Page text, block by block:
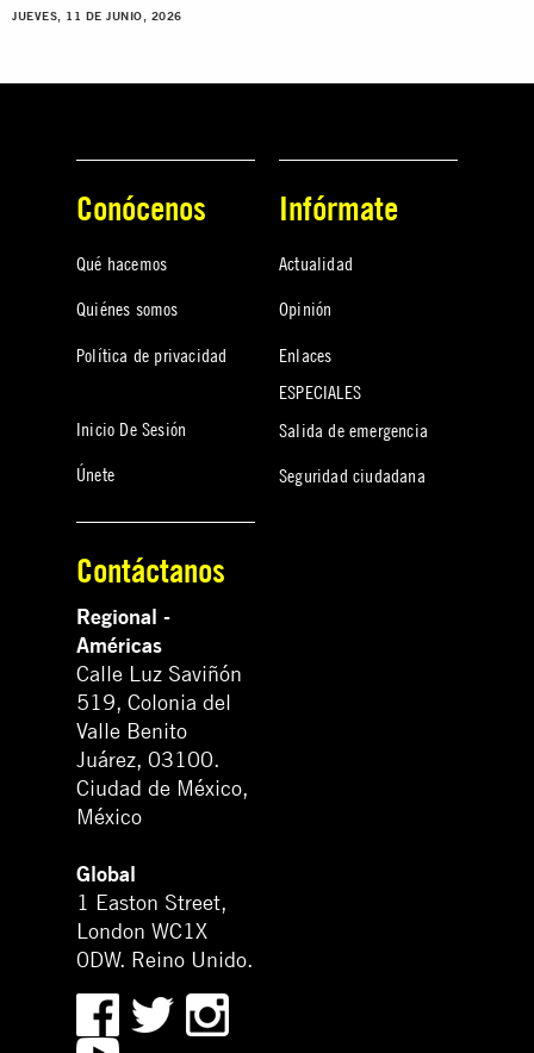
JUEVES, 11 DE JUNIO, 2026
Conócenos
Qué hacemos
Quiénes somos
Política de privacidad
Inicio De Sesión
Únete
Infórmate
Actualidad
Opinión
Enlaces
ESPECIALES
Salida de emergencia
Seguridad ciudadana
Contáctanos
Regional -
Américas
Calle Luz Saviñón
519, Colonia del
Valle Benito
Juárez, 03100.
Ciudad de México,
México
Global
1 Easton Street,
London WC1X
0DW. Reino Unido.